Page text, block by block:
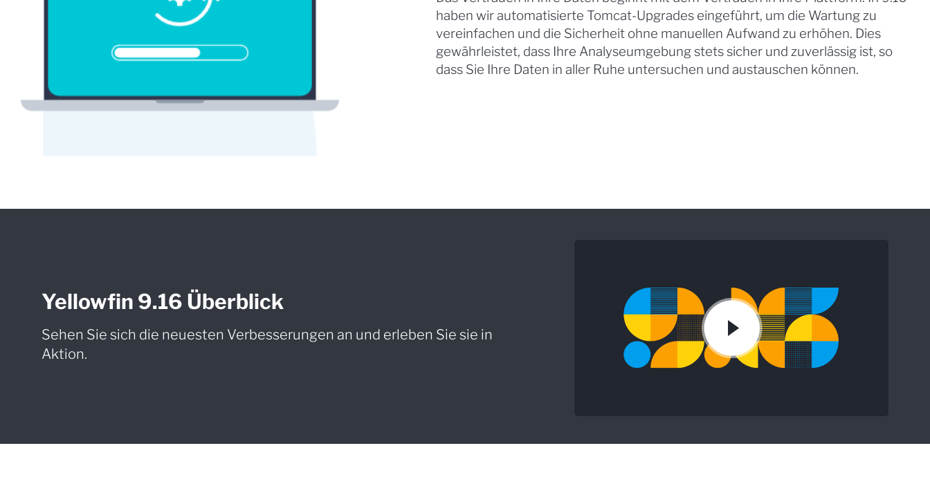
haben wir automatisierte Tomcat-Upgrades eingeführt, um die Wartung zu
vereinfachen und die Sicherheit ohne manuellen Aufwand zu erhöhen. Dies
gewährleistet, dass Ihre Analyseumgebung stets sicher und zuverlässig ist, so
dass Sie Ihre Daten in aller Ruhe untersuchen und austauschen können.
Yellowfin 9.16 Überblick
Sehen Sie sich die neuesten Verbesserungen an und erleben Sie sie in
Aktion.